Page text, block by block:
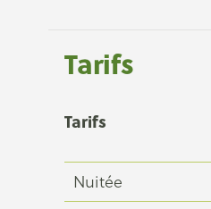
Tarifs
Tarifs
Nuitée